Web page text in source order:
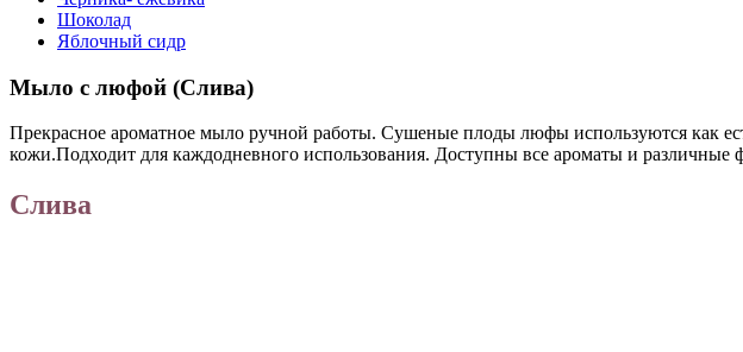
Шоколад
Яблочный сидр
Мыло с люфой (Слива)
Прекрасное ароматное мыло ручной работы. Сушеные плоды люфы используются как
кожи.Подходит для каждодневного использования. Доступны все ароматы и
Слива